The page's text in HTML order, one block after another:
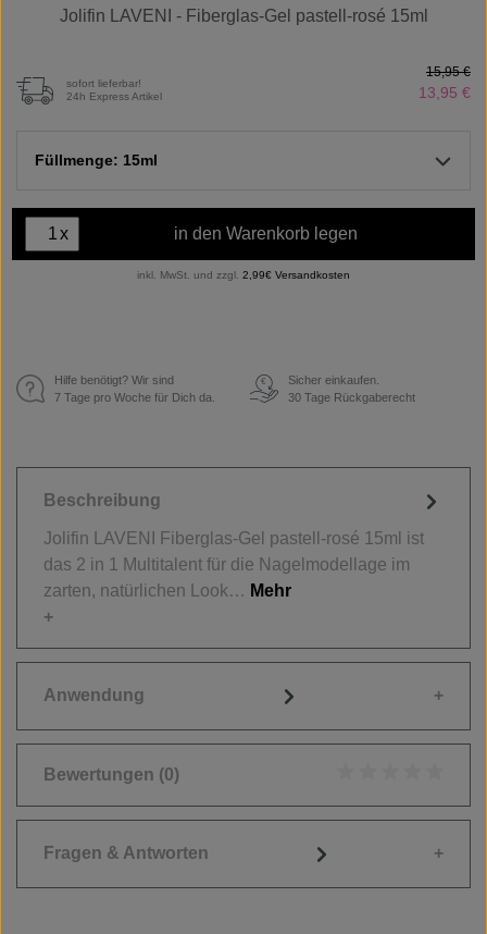
Jolifin LAVENI - Fiberglas-Gel pastell-rosé 15ml
sofort lieferbar!
24h Express Artikel
13,95 €
15,95 €
Füllmenge: 15ml
x in den Warenkorb legen
inkl. MwSt. und zzgl. 2,99€ Versandkosten
Hilfe benötigt? Wir sind
7 Tage pro Woche für Dich da.
€
Sicher einkaufen.
30 Tage Rückgaberecht
Beschreibung
Jolifin LAVENI Fiberglas-Gel pastell-rosé 15ml ist
das 2 in 1 Multitalent für die Nagelmodellage im
zarten, natürlichen Look… Mehr
Anwendung
Bewertungen (0)
Fragen & Antworten